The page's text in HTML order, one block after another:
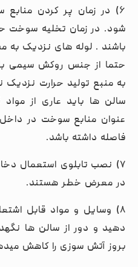
۶) در زمان پر کردن
شود. در زمان تخلیه سوخت
باشند . لوله های نزدیک
حتما از جنس روکش سیمی
به منبع تولید حرارت
سالن ها باید عاری از
عنوان منابع سوخت در داخل
فاصله داشته باشد.
۷) نصب تابلوی استعمال
در معرض خطر هستند.
۸) وسایل و مواد قابل
دهید و دور از سالن ها
بروز آتش سوزی را کاهش